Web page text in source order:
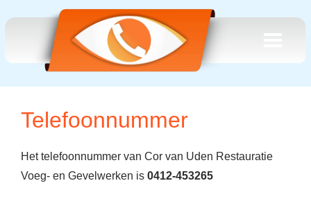
Telefoonnummer
Het telefoonnummer van Cor van Uden Restauratie
Voeg- en Gevelwerken is 0412-453265